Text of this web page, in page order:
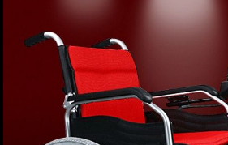
Xe lăn tay cải tiến nhập khẩu
Giá: 4,200,000 VND